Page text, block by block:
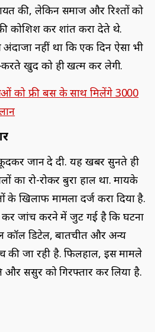
की, लेकिन समाज और रिश्तों को
कोशिश कर शांत करा देते थे.
नहीं था कि एक दिन ऐसा भी
खुद को ही खत्म कर लेगी.
को फ्री बस के साथ मिलेंगे 3000
जान दे दी. यह खबर सुनते ही
का रो-रोकर बुरा हाल था. मायके
के खिलाफ मामला दर्ज करा दिया है.
कर जांच करने में जुट गई है कि घटना
कॉल डिटेल, बातचीत और अन्य
की जा रही है. फिलहाल, इस मामले
ससुर को गिरफ्तार कर लिया है.